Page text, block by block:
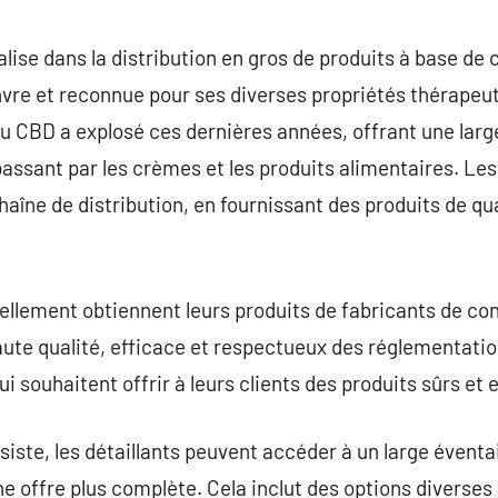
dans la distribution en gros de produits à base de
et reconnue pour ses diverses propriétés
CBD a explosé ces dernières années, offrant une
par les crèmes et les produits alimentaires.
de distribution, en fournissant des produits de
obtiennent leurs produits de fabricants de
qualité, efficace et respectueux des
souhaitent offrir à leurs clients des produits sûrs et
les détaillants peuvent accéder à un large
offre plus complète. Cela inclut des options